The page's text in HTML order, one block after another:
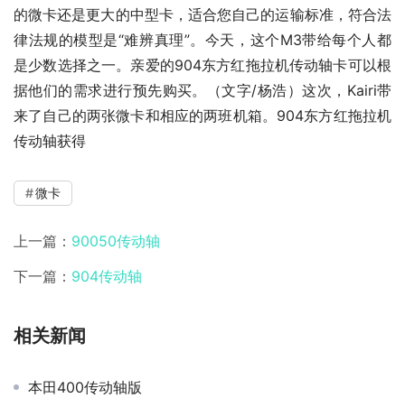
的微卡还是更大的中型卡，适合您自己的运输标准，符合法
律法规的模型是“难辨真理”。今天，这个M3带给每个人都
是少数选择之一。亲爱的904东方红拖拉机传动轴卡可以根
据他们的需求进行预先购买。（文字/杨浩）这次，Kairi带
来了自己的两张微卡和相应的两班机箱。904东方红拖拉机
传动轴获得
微卡
上一篇： 90050传动轴
下一篇： 904传动轴
相关新闻
本田400传动轴版